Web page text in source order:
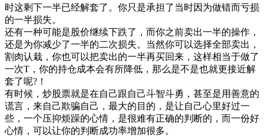
时这剩下一半已经解套了。你只是承担了当时因为做错而亏损
的一半损失。
还有一种可能是股价继续下跌了，而你之前卖出一半的操作，
还是为你减少了一半的二次损失。当然你可以选择全部卖出，
割肉认栽，你也可以把卖出的一半再买回来，这样相当于做了
一次T，你的持仓成本会有所降低，那么是不是也就更接近解
套了呢?！
有时候，炒股票就是在自己跟自己斗智斗勇，甚至是用善意的
谎言，来自己欺骗自己，最大的目的，是让自己心里好过一
些，一个压抑烦躁的心情，是很难有正确的判断的，而一份好
心情，可以让你的判断成功率增加很多。